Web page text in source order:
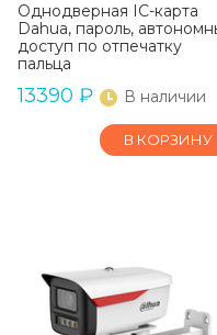
Однодверная IC-карта
Dahua, пароль,
доступ по отпечатку
пальца
13390 ₽ В наличии
В КОРЗИНУ